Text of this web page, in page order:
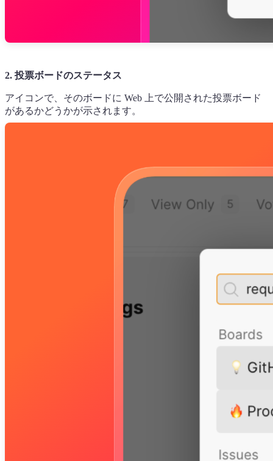
2. 投票ボードのステータス
アイコンで、そのボードに Web 上で公開された投票ボード
があるかどうかが示されます。